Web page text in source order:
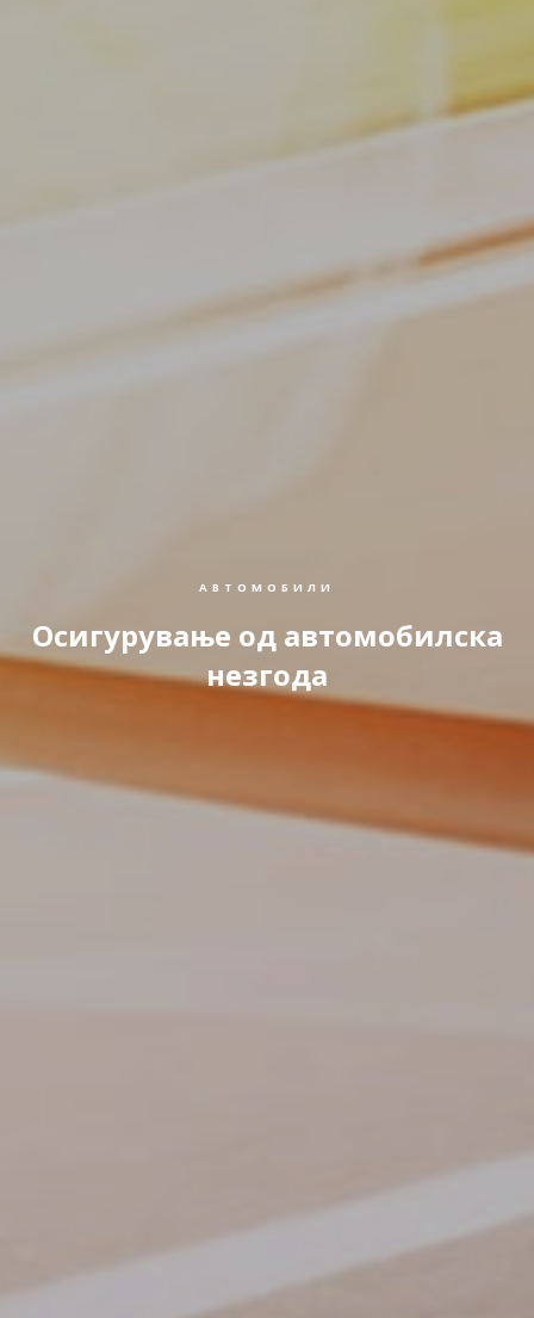
АВТОМОБИЛИ
Осигурување од автомобилска
незгода